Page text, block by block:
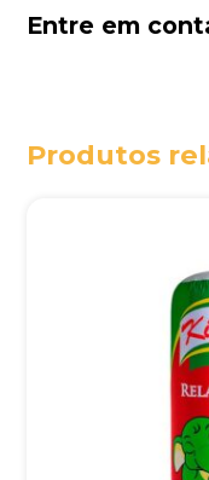
Entre em
Produtos